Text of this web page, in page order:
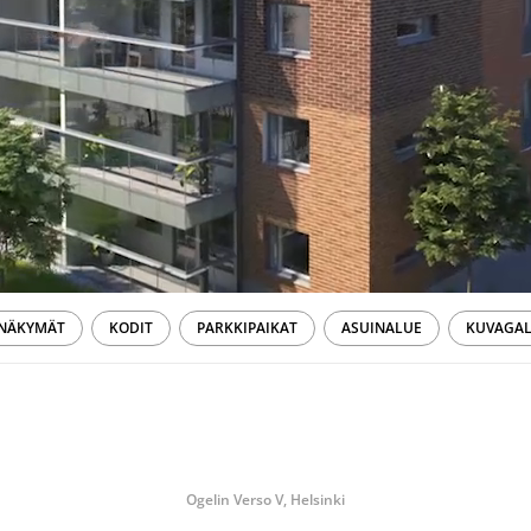
KODIT PARKKIPAIKAT ASUINALUE
Ogelin Verso V, Helsinki